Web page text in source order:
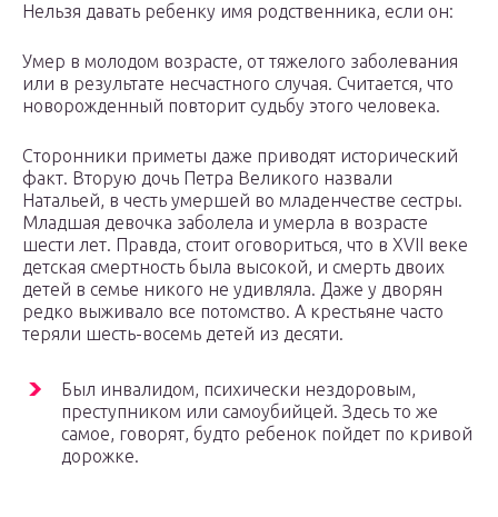
Нельзя давать ребенку имя родственника, если он:
Умер в молодом возрасте, от тяжелого заболевания
или в результате несчастного случая. Считается, что
новорожденный повторит судьбу этого человека.
Сторонники приметы даже приводят исторический
факт. Вторую дочь Петра Великого назвали
Натальей, в честь умершей во младенчестве сестры.
Младшая девочка заболела и умерла в возрасте
шести лет. Правда, стоит оговориться, что в XVII веке
детская смертность была высокой, и смерть двоих
детей в семье никого не удивляла. Даже у дворян
редко выживало все потомство. А крестьяне часто
теряли шесть-восемь детей из десяти.
Был инвалидом, психически нездоровым,
преступником или самоубийцей. Здесь то же
самое, говорят, будто ребенок пойдет по кривой
дорожке.